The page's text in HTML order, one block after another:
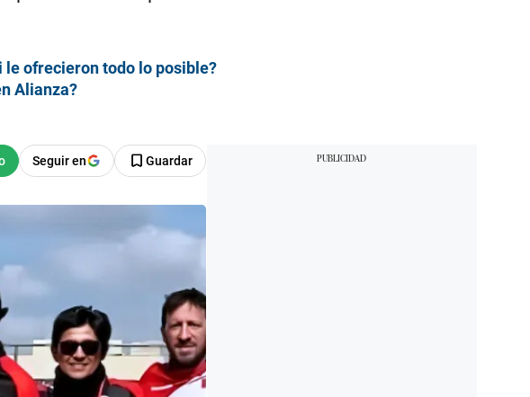
le ofrecieron todo lo posible?
Alianza?
Seguir en Guardar